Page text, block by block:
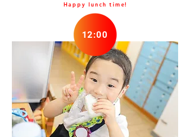
Happy lunch time!
12:00